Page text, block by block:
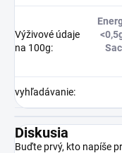
Výživové údaje
na 100g:
vyhľadávanie:
Diskusia
Buďte prvý, kto napíše